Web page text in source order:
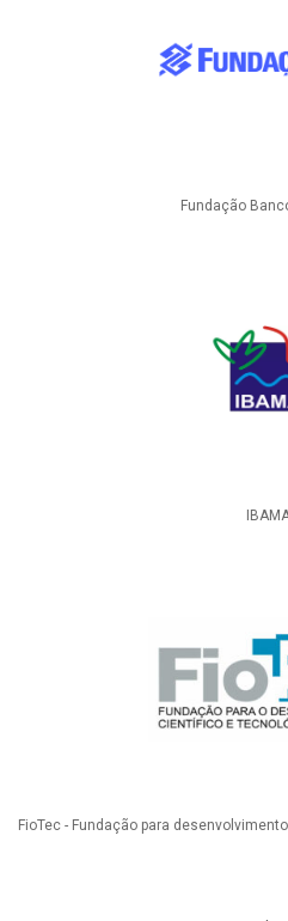
Fundação
FioTec - Fundação para